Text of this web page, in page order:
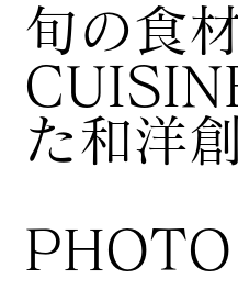
旬の食
た和洋
​PHOTO